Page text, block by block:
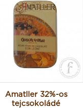
Amatller 32%-os
tejcsokoládé